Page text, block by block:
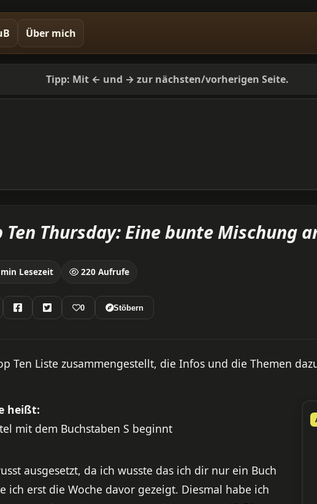
Über mich
Tipp: Mit ← und → zur nächsten/vorherigen Seite.
Ten Thursday: Eine bunte Mischung
Lesezeit 220 Aufrufe
0 Stöbern
Ten Liste zusammengestellt, die Infos und die Themen
heißt:
mit dem Buchstaben S beginnt
ausgesetzt, da ich wusste das ich dir nur ein Buch
ich erst die Woche davor gezeigt. Diesmal habe ich